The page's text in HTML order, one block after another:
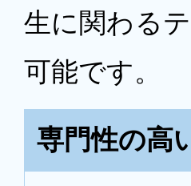
生に関わる
可能です。
専門性の高